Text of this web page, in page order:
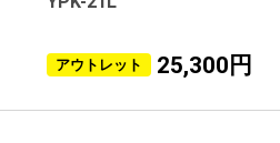
アウトレット 25,300円